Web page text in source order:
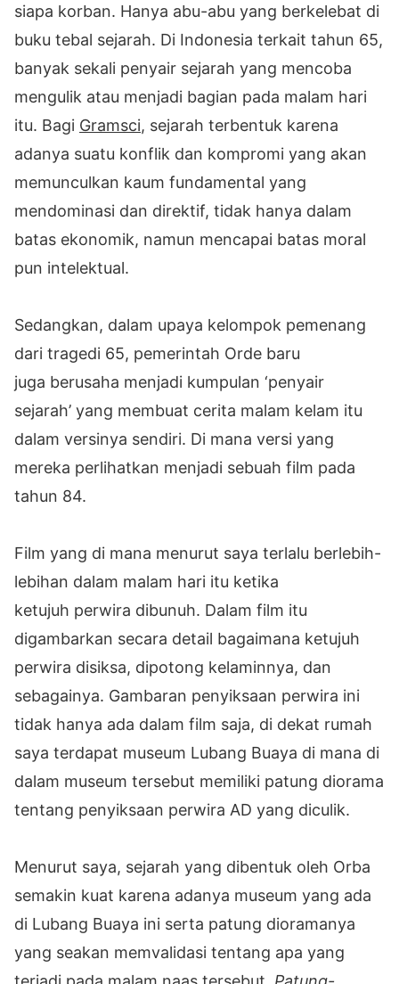
siapa korban. Hanya abu-abu yang berkelebat di
buku tebal sejarah. Di Indonesia terkait tahun 65,
banyak sekali penyair sejarah yang mencoba
mengulik atau menjadi bagian pada malam hari
itu. Bagi Gramsci, sejarah terbentuk karena
adanya suatu konflik dan kompromi yang akan
memunculkan kaum fundamental yang
mendominasi dan direktif, tidak hanya dalam
batas ekonomik, namun mencapai batas moral
pun intelektual.
Sedangkan, dalam upaya kelompok pemenang
dari tragedi 65, pemerintah Orde baru
juga berusaha menjadi kumpulan ‘penyair
sejarah’ yang membuat cerita malam kelam itu
dalam versinya sendiri. Di mana versi yang
mereka perlihatkan menjadi sebuah film pada
tahun 84.
Film yang di mana menurut saya terlalu berlebih-
lebihan dalam malam hari itu ketika
ketujuh perwira dibunuh. Dalam film itu
digambarkan secara detail bagaimana ketujuh
perwira disiksa, dipotong kelaminnya, dan
sebagainya. Gambaran penyiksaan perwira ini
tidak hanya ada dalam film saja, di dekat rumah
saya terdapat museum Lubang Buaya di mana di
dalam museum tersebut memiliki patung diorama
tentang penyiksaan perwira AD yang diculik.
Menurut saya, sejarah yang dibentuk oleh Orba
semakin kuat karena adanya museum yang ada
di Lubang Buaya ini serta patung dioramanya
yang seakan memvalidasi tentang apa yang